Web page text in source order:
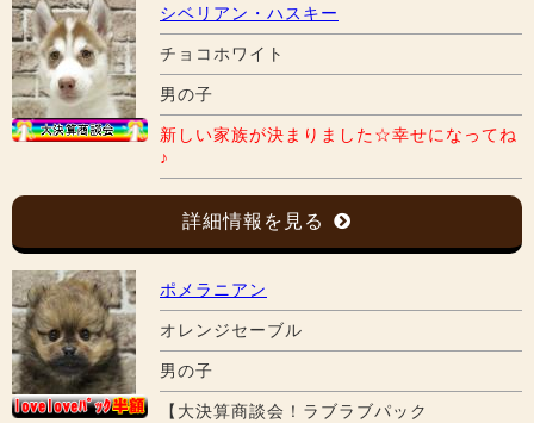
シベリアン・ハスキー
チョコホワイト
男の子
新しい家族が決まりました☆幸せになってね
♪
詳細情報を見る
ポメラニアン
オレンジセーブル
男の子
【大決算商談会！ラブラブパック